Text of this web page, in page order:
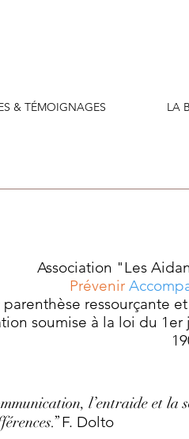
& TÉMOIGNAGES LA
Association "Les
Prévenir
parenthèse ressourçante
soumise à la loi du
l’entraide et
F. Dolto